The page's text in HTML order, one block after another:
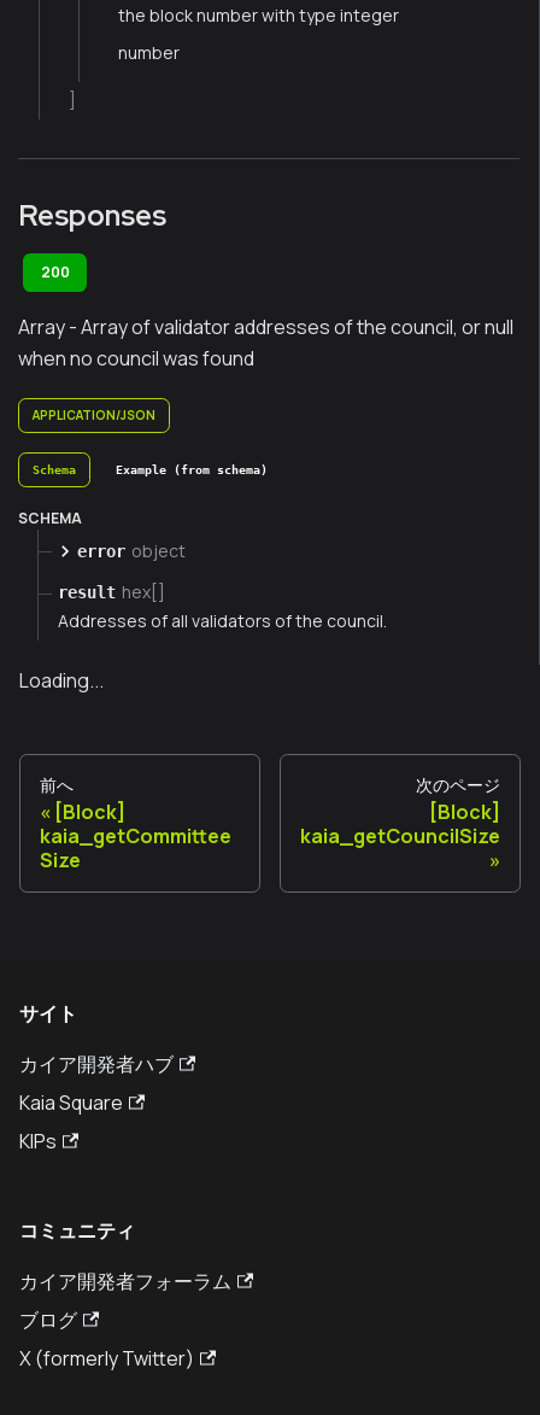
the block number with type integer
number
Responses
200
Array - Array of validator addresses of the council, or null
when no council was found
APPLICATION/JSON
Schema Example (from schema)
SCHEMA
error object
result hex[]
Addresses of all validators of the council.
Loading...
前へ
[Block]
kaia_getCommittee
Size
次のページ
[Block]
kaia_getCouncilSize
サイト
カイア開発者ハブ
Kaia Square
KIPs
コミュニティ
カイア開発者フォーラム
ブログ
X (formerly Twitter)